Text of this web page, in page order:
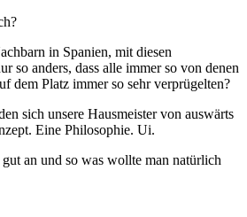
in Spanien, mit diesen
so anders, dass alle immer so von denen
dem Platz immer so sehr verprügelten?
sich unsere Hausmeister von auswärts
Eine Philosophie. Ui.
an und so was wollte man natürlich